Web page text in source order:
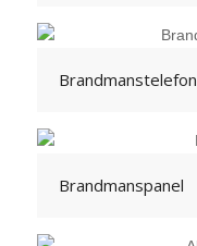
Brandmanstelefon
Brandmanspanel